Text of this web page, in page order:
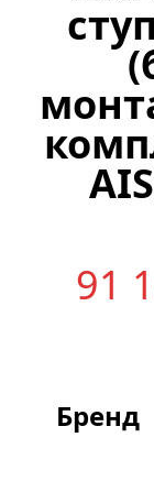
91
Бренд